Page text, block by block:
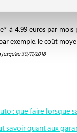
clients : un plafond
à 4.99 euros par
exemple, le coût
30/11/2018
: que faire lorsque
savoir quant aux